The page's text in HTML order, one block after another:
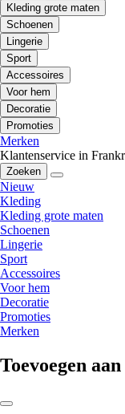
Kleding grote maten
Schoenen
Lingerie
Sport
Accessoires
Voor hem
Decoratie
Promoties
Merken
Klantenservice in
Zoeken
Nieuw
Kleding
Kleding grote maten
Schoenen
Lingerie
Sport
Accessoires
Voor hem
Decoratie
Promoties
Merken
Toevoegen